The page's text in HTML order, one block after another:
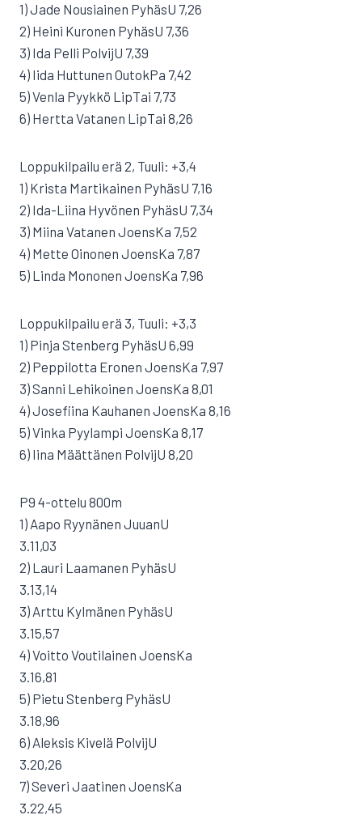
1) Jade Nousiainen PyhäsU 7,26
2) Heini Kuronen PyhäsU 7,36
3) Ida Pelli PolvijU 7,39
4) Iida Huttunen OutokPa 7,42
5) Venla Pyykkö LipTai 7,73
6) Hertta Vatanen LipTai 8,26
Loppukilpailu erä 2, Tuuli: +3,4
1) Krista Martikainen PyhäsU 7,16
2) Ida-Liina Hyvönen PyhäsU 7,34
3) Miina Vatanen JoensKa 7,52
4) Mette Oinonen JoensKa 7,87
5) Linda Mononen JoensKa 7,96
Loppukilpailu erä 3, Tuuli: +3,3
1) Pinja Stenberg PyhäsU 6,99
2) Peppilotta Eronen JoensKa 7,97
3) Sanni Lehikoinen JoensKa 8,01
4) Josefiina Kauhanen JoensKa 8,16
5) Vinka Pyylampi JoensKa 8,17
6) Iina Määttänen PolvijU 8,20
P9 4-ottelu 800m
1) Aapo Ryynänen JuuanU
3.11,03
2) Lauri Laamanen PyhäsU
3.13,14
3) Arttu Kylmänen PyhäsU
3.15,57
4) Voitto Voutilainen JoensKa
3.16,81
5) Pietu Stenberg PyhäsU
3.18,96
6) Aleksis Kivelä PolvijU
3.20,26
7) Severi Jaatinen JoensKa
3.22,45